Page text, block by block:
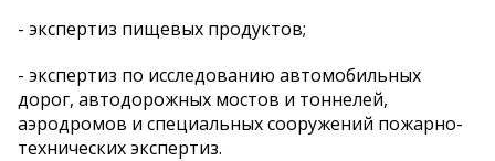
- экспертиз пищевых продуктов;
- экспертиз по исследованию автомобильных
дорог, автодорожных мостов и тоннелей,
аэродромов и специальных сооружений пожарно-
технических экспертиз.